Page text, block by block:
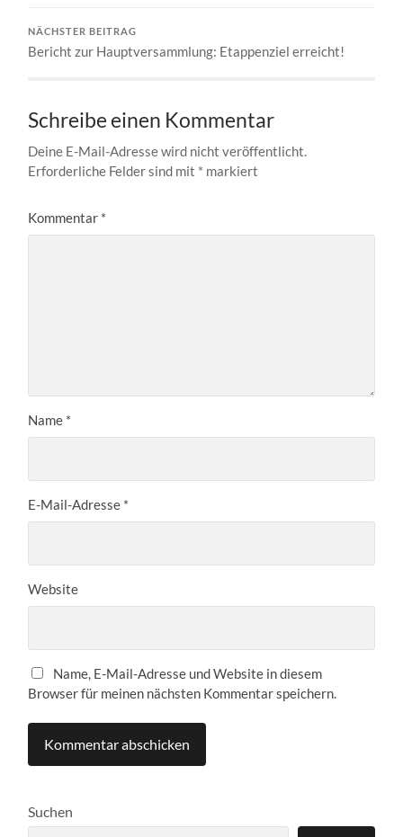
NÄCHSTER BEITRAG
Bericht zur Hauptversammlung: Etappenziel erreicht!
Schreibe einen Kommentar
Deine E-Mail-Adresse wird nicht veröffentlicht.
Erforderliche Felder sind mit * markiert
Kommentar *
Name *
E-Mail-Adresse *
Website
Name, E-Mail-Adresse und Website in diesem
Browser für meinen nächsten Kommentar speichern.
Suchen